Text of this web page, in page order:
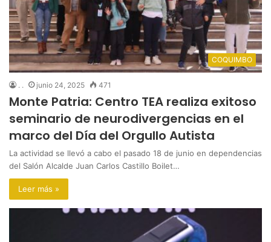
COQUIMBO
. . junio 24, 2025 471
Monte Patria: Centro TEA realiza exitoso
seminario de neurodivergencias en el
marco del Día del Orgullo Autista
La actividad se llevó a cabo el pasado 18 de junio en dependencias
del Salón Alcalde Juan Carlos Castillo Boilet…
Leer más »